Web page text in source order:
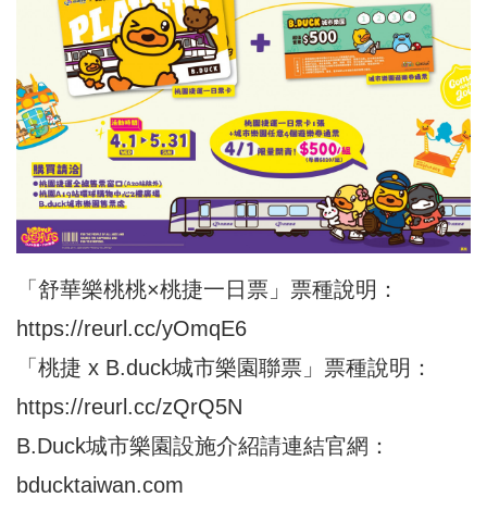
「舒華樂桃桃×桃捷一日票」票種說明：
https://reurl.cc/yOmqE6
「桃捷 x B.duck城市樂園聯票」票種說明：
https://reurl.cc/zQrQ5N
B.Duck城市樂園設施介紹請連結官網：
bducktaiwan.com